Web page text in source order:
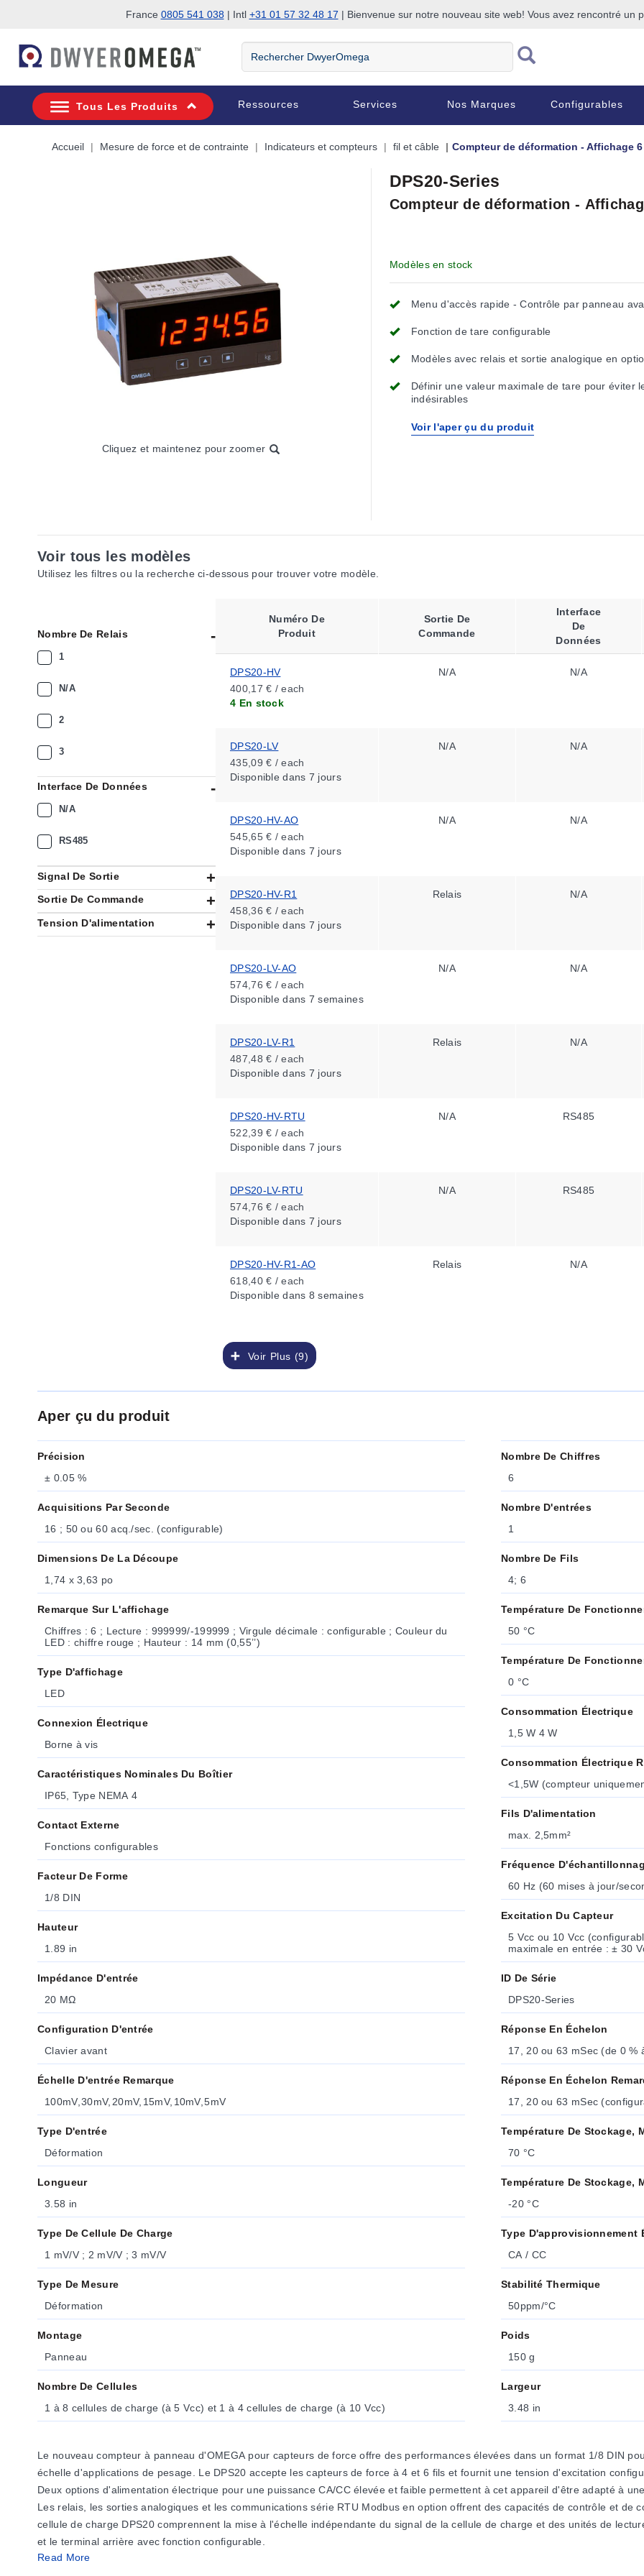
France 0805 541 038| Intl +31 01 57 32 48 17 | Bienvenue sur notre nouveau site web! Vous avez rencontré un
Rechercher
DwyerOmega
Tous Les Produits Ressources Services Nos Marques Configurables
Accueil Mesure de force et de contrainte Indicateurs et compteurs fil et câble Compteur de déformation - Affichage
Cliquez et maintenez pour zoomer
DPS20-Series
Compteur de déformation -
Modèles en stock
Menu d'accès rapide - Contrôle par panneau
Fonction de tare configurable
Modèles avec relais et sortie analogique en
Définir une valeur maximale de tare pour éviter
indésirables
Voir l'aper çu du produit
Voir tous les modèles
Utilisez les filtres ou la recherche ci-dessous pour trouver votre modèle.
Nombre De Relais
1
N/A
2
3
Interface De Données
N/A
RS485
Signal De Sortie
Sortie De Commande
Tension D'alimentation
Voir Plus (9)
Numéro De
Produit
Sortie De
Commande
Interface
De
Données
DPS20-HV
400,17 € / each
4 En stock
N/A N/A
DPS20-LV
435,09 € / each
Disponible dans 7 jours
N/A N/A
DPS20-HV-AO
545,65 € / each
Disponible dans 7 jours
N/A N/A
DPS20-HV-R1
458,36 € / each
Disponible dans 7 jours
Relais N/A
DPS20-LV-AO
574,76 € / each
Disponible dans 7 semaines
N/A N/A
DPS20-LV-R1
487,48 € / each
Disponible dans 7 jours
Relais N/A
DPS20-HV-RTU
522,39 € / each
Disponible dans 7 jours
N/A RS485
DPS20-LV-RTU
574,76 € / each
Disponible dans 7 jours
N/A RS485
DPS20-HV-R1-AO
618,40 € / each
Disponible dans 8 semaines
Relais N/A
Aper çu du produit
Précision
± 0.05 %
Acquisitions Par Seconde
16 ; 50 ou 60 acq./sec. (configurable)
Dimensions De La Découpe
1,74 x 3,63 po
Remarque Sur L'affichage
Chiffres : 6 ; Lecture : 999999/-199999 ; Virgule décimale : configurable ; Couleur du
LED : chiffre rouge ; Hauteur : 14 mm (0,55’’)
Type D'affichage
LED
Connexion Électrique
Borne à vis
Caractéristiques Nominales Du Boîtier
IP65, Type NEMA 4
Contact Externe
Fonctions configurables
Facteur De Forme
1/8 DIN
Hauteur
1.89 in
Impédance D'entrée
20 MΩ
Configuration D'entrée
Clavier avant
Échelle D'entrée Remarque
100mV, 30mV, 20mV, 15mV, 10mV, 5mV
Type D'entrée
Déformation
Longueur
3.58 in
Type De Cellule De Charge
1 mV/V ; 2 mV/V ; 3 mV/V
Type De Mesure
Déformation
Montage
Panneau
Nombre De Cellules
1 à 8 cellules de charge (à 5 Vcc) et 1 à 4 cellules de charge (à 10 Vcc)
Nombre De Chiffres
6
Nombre D'entrées
1
Nombre De Fils
4; 6
Température De
50 °C
Température De
0 °C
Consommation Électrique
1,5 W 4 W
Consommation Électrique
<1,5W (compteur
Fils D'alimentation
max. 2,5mm²
Fréquence
60 Hz (60 mises à jour/
Excitation Du Capteur
5 Vcc ou 10 Vcc
maximale en entrée : ± 30
ID De Série
DPS20-Series
Réponse En Échelon
17, 20 ou 63 mSec (de 0 %
Réponse En Échelon
17, 20 ou 63 mSec
Température De Stockage,
70 °C
Température De Stockage,
-20 °C
Type D'approvisionnement
CA / CC
Stabilité Thermique
50ppm/°C
Poids
150 g
Largeur
3.48 in
Le nouveau compteur à panneau d'OMEGA pour capteurs de force offre des performances élevées dans un format 1/8 DIN
échelle d'applications de pesage. Le DPS20 accepte les capteurs de force à 4 et 6 fils et fournit une tension d'excitation
Deux options d'alimentation électrique pour une puissance CA/CC élevée et faible permettent à cet appareil d'être adapté à
Les relais, les sorties analogiques et les communications série RTU Modbus en option offrent des capacités de contrôle et de
cellule de charge DPS20 comprennent la mise à l'échelle indépendante du signal de la cellule de charge et des unités de
et le terminal arrière avec fonction configurable.
Read More